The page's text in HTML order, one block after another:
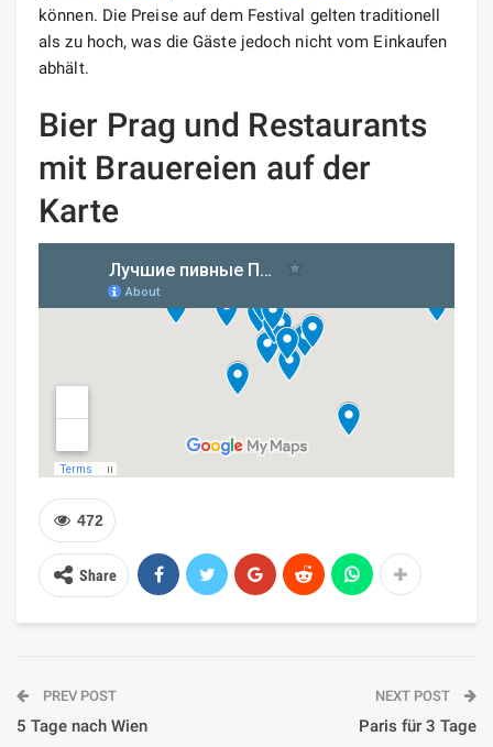
können. Die Preise auf dem Festival gelten traditionell
als zu hoch, was die Gäste jedoch nicht vom Einkaufen
abhält.
Bier Prag und Restaurants
mit Brauereien auf der
Karte
472
Share
PREV POST
5 Tage nach Wien
NEXT POST
Paris für 3 Tage